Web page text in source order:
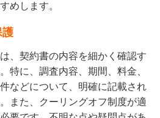
めします。
護
、契約書の内容を細かく確認す
特に、調査内容、期間、料金、
などについて、明確に記載され
また、クーリングオフ制度が適